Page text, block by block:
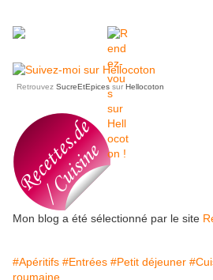
Retrouvez SucreEtEpices sur Hellocoton
Mon blog a été sélectionné par le site
#Apéritifs #Entrées #Petit déjeuner
roumaine